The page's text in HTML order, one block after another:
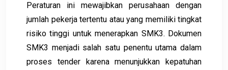
Peraturan ini mewajibkan perusahaan dengan
jumlah pekerja tertentu atau yang memiliki tingkat
risiko tinggi untuk menerapkan SMK3. Dokumen
SMK3 menjadi salah satu penentu utama dalam
proses tender karena menunjukkan kepatuhan